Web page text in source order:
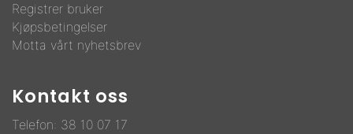
Registrer bruker
Kjøpsbetingelser
Motta vårt nyhetsbrev
Kontakt oss
Telefon: 38 10 07 17